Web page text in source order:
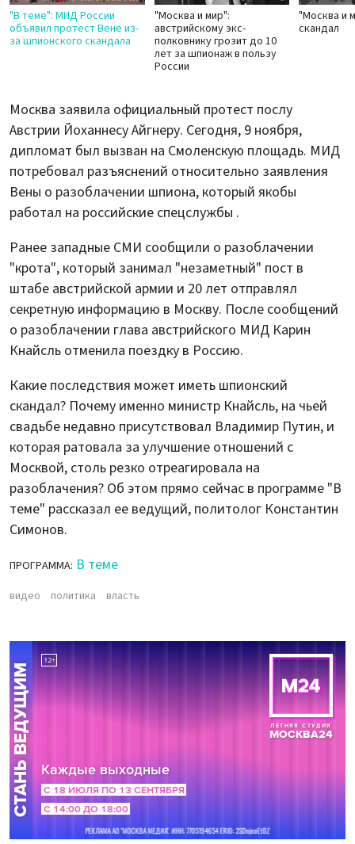
"В теме": МИД России
объявил протест Вене из-
за шпионского скандала
"Москва и мир":
австрийскому экс-
полковнику грозит до 10
лет за шпионаж в пользу
России
"Москва и
скандал
Москва заявила официальный протест послу
Австрии Йоханнесу Айгнеру. Сегодня, 9 ноября,
дипломат был вызван на Смоленскую площадь. МИД
потребовал разъяснений относительно заявления
Вены о разоблачении шпиона, который якобы
работал на российские спецслужбы .
Ранее западные СМИ сообщили о разоблачении
"крота", который занимал "незаметный" пост в
штабе австрийской армии и 20 лет отправлял
секретную информацию в Москву. После сообщений
о разоблачении глава австрийского МИД Карин
Кнайсль отменила поездку в Россию.
Какие последствия может иметь шпионский
скандал? Почему именно министр Кнайсль, на чьей
свадьбе недавно присутствовал Владимир Путин, и
которая ратовала за улучшение отношений с
Москвой, столь резко отреагировала на
разоблачения? Об этом прямо сейчас в программе "В
теме" рассказал ее ведущий, политолог Константин
Симонов.
ПРОГРАММА: В теме
видео политика власть